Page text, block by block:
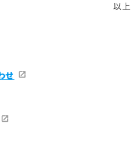
以上
せ